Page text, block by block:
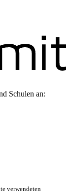
Schulen an:
verwendeten